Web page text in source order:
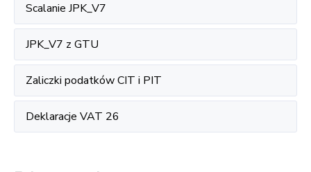
Scalanie JPK_V7
JPK_V7 z GTU
Zaliczki podatków CIT i PIT
Deklaracje VAT 26